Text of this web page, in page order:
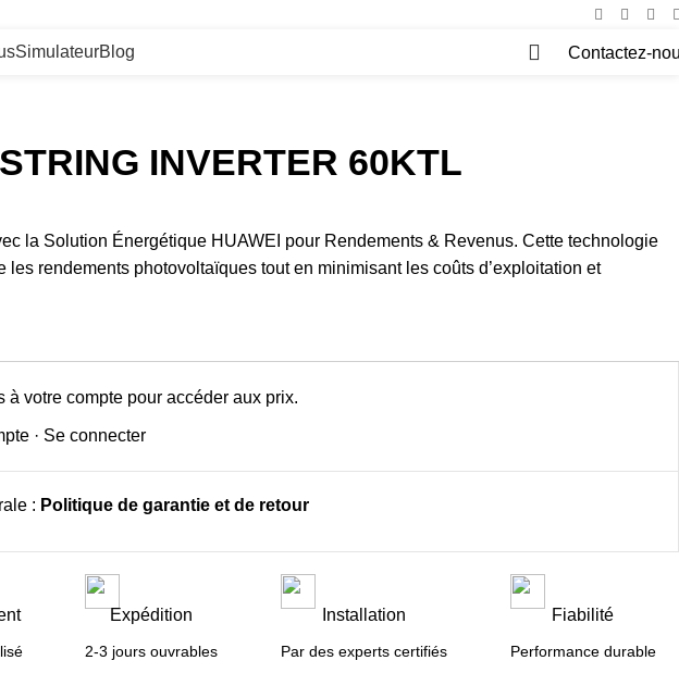
SimulateurBlog Contactez-
INVERTER 60KTL
la Solution Énergétique HUAWEI pour Rendements & Revenus. Cette technologie
les rendements photovoltaïques tout en minimisant les coûts d’exploitation et
à votre compte pour accéder aux prix.
· Se connecter
: Politique de garantie et de retour
Expédition
2-3 jours ouvrables
Installation
Par des experts certifiés
Fiabilité
Performance durable